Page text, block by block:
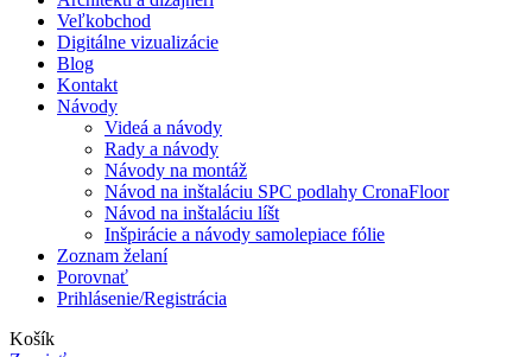
Veľkobchod
Digitálne vizualizácie
Blog
Kontakt
Návody
Videá a návody
Rady a návody
Návody na montáž
Návod na inštaláciu SPC podlahy CronaFloor
Návod na inštaláciu líšt
Inšpirácie a návody samolepiace fólie
Zoznam želaní
Porovnať
Prihlásenie/Registrácia
Košík